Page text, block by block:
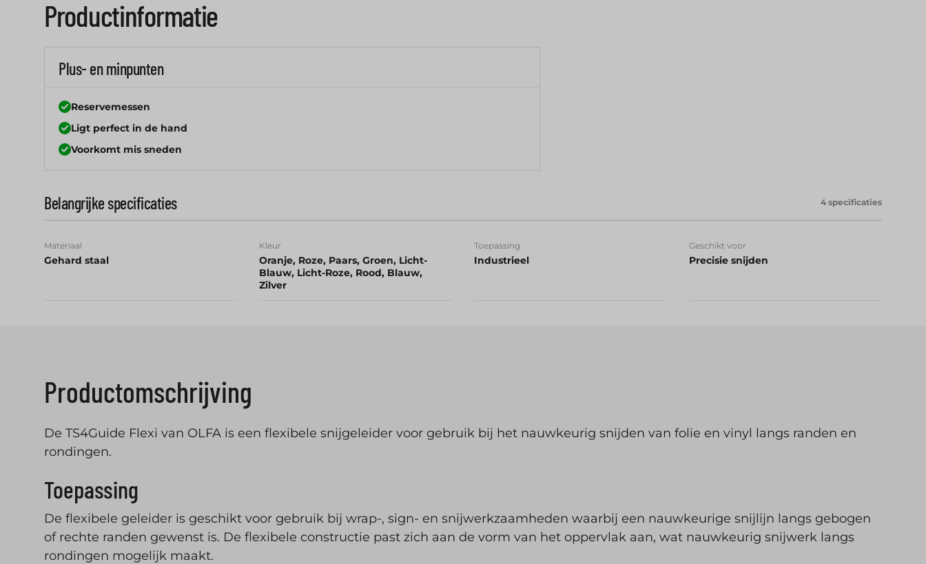
Productinformatie
Plus- en minpunten
Reservemessen
Ligt perfect in de hand
Voorkomt mis sneden
Belangrijke specificaties 4 specificaties
Materiaal
Gehard staal
Kleur
Oranje, Roze, Paars, Groen, Licht-
Blauw, Licht-Roze, Rood, Blauw,
Zilver
Toepassing
Industrieel
Geschikt voor
Precisie snijden
Productomschrijving
De TS4Guide Flexi van OLFA is een flexibele snijgeleider voor gebruik bij het nauwkeurig snijden van folie en vinyl langs randen en
rondingen.
Toepassing
De flexibele geleider is geschikt voor gebruik bij wrap-, sign- en snijwerkzaamheden waarbij een nauwkeurige snijlijn langs gebogen
of rechte randen gewenst is. De flexibele constructie past zich aan de vorm van het oppervlak aan, wat nauwkeurig snijwerk langs
rondingen mogelijk maakt.
Sluiten
Weten wanneer we iets